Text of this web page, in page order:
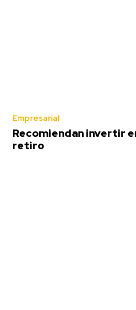
Empresarial
Recomiendan invertir
retiro